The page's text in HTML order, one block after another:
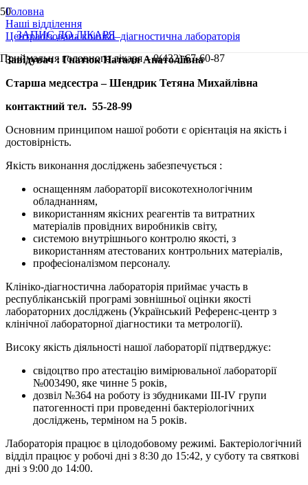
ЗАПИС ДО ЛІКАРЯ
Приймальня головного лікаря – 0(432) 67-60-87
Головна
Наші відділення
Централізована клініко–діагностична лабораторія
Завідувач : Гнатюк Наталя Анатоліївна
Cтарша медсестра – Шендрик Тетяна Михайлівна
контактний тел. 55-28-99
Основним принципом нашої роботи є орієнтація на якість і
достовірність.
Якість виконання досліджень забезпечується :
оснащенням лабораторії високотехнологічним
обладнанням,
використанням якісних реагентів та витратних
матеріалів провідних виробників світу,
системою внутрішнього контролю якості, з
використанням атестованих контрольних матеріалів,
професіоналізмом персоналу.
Клініко-діагностична лабораторія приймає участь в
республіканській програмі зовнішньої оцінки якості
лабораторних досліджень (Український Референс-центр з
клінічної лабораторної діагностики та метрології).
Високу якість діяльності нашої лабораторії підтверджує:
свідоцтво про атестацію вимірювальної лабораторії
№003490, яке чинне 5 років,
дозвіл №364 на роботу із збудниками ІІІ-ІV групи
патогенності при проведенні бактеріологічних
досліджень, терміном на 5 років.
Лабораторія працює в цілодобовому режимі. Бактеріологічний
відділ працює у робочі дні з 8:30 до 15:42, у суботу та святкові
дні з 9:00 до 14:00.